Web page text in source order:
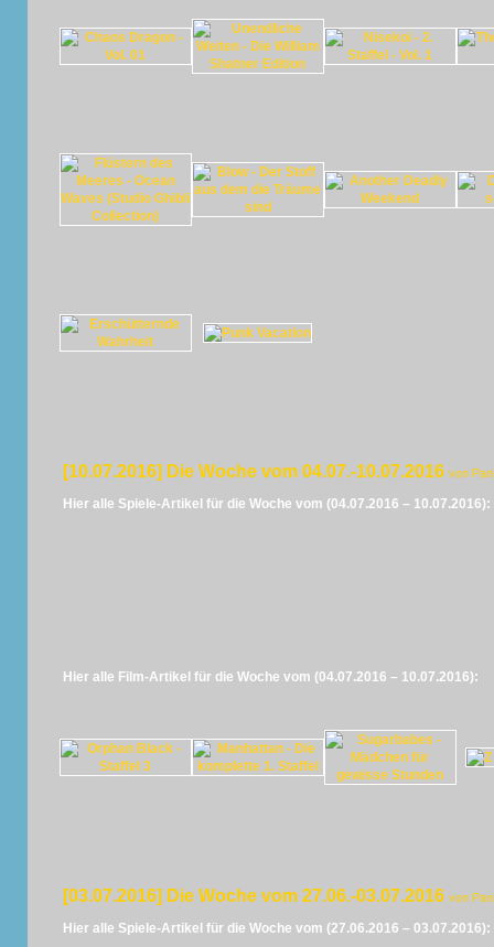
[10.07.2016] Die Woche vom 04.07.-10.07.2016 von
Hier alle Spiele-Artikel für die Woche vom (04.07.2016 – 10.07.2016):
Hier alle Film-Artikel für die Woche vom (04.07.2016 – 10.07.2016):
[03.07.2016] Die Woche vom 27.06.-03.07.2016 von
Hier alle Spiele-Artikel für die Woche vom (27.06.2016 – 03.07.2016):